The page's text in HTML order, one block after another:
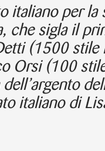
italiano per
che sigla il
(1500 stile
Orsi (100
italiano di